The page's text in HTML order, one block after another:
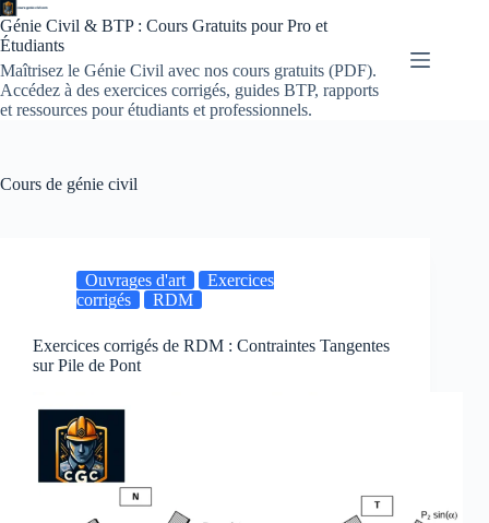
Passer
au
contenu
Génie Civil & BTP : Cours Gratuits pour Pro et
Étudiants
Maîtrisez le Génie Civil avec nos cours gratuits (PDF).
Accédez à des exercices corrigés, guides BTP, rapports
et ressources pour étudiants et professionnels.
Cours de génie civil
Ouvrages d'art
Exercices
corrigés
RDM
Exercices corrigés de RDM : Contraintes Tangentes
sur Pile de Pont